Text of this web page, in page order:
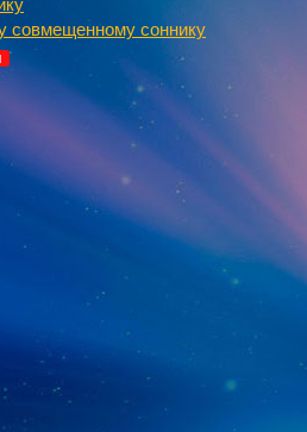
совмещенному соннику